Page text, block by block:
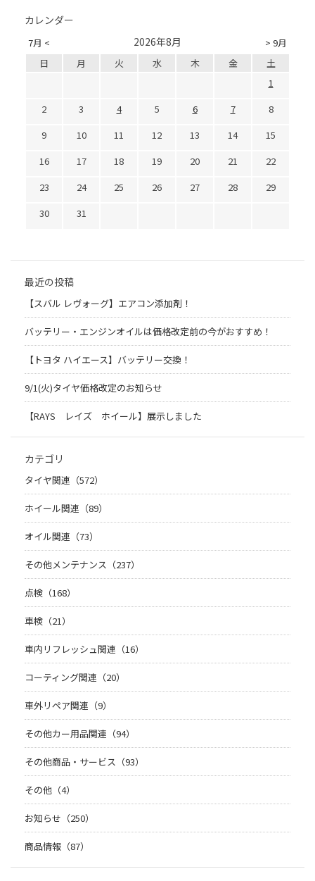
カレンダー
7月 < > 9月
2026年8月
日 月 火 水 木 金
土
1
2
3 4 5 6 7
8
9
10 11 12 13 14
15
16
17 18 19 20 21
22
23
24 25 26 27 28
29
30
31
最近の投稿
【スバル レヴォーグ】エアコン添加剤！
バッテリー・エンジンオイルは価格改定前の今がおすすめ！
【トヨタ ハイエース】バッテリー交換！
9/1(火)タイヤ価格改定のお知らせ
【RAYS レイズ ホイール】展示しました
カテゴリ
タイヤ関連（572）
ホイール関連（89）
オイル関連（73）
その他メンテナンス（237）
点検（168）
車検（21）
車内リフレッシュ関連（16）
コーティング関連（20）
車外リペア関連（9）
その他カー用品関連（94）
その他商品・サービス（93）
その他（4）
お知らせ（250）
商品情報（87）